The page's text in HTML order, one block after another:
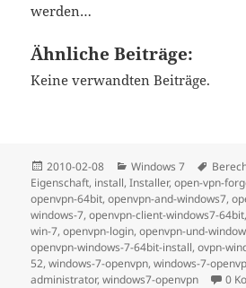
werden…
Ähnliche Beiträge:
Keine verwandten Beiträge.
Posted
on
2010-02-08 Categories
Windows 7 Tags
Eigenschaft, install,Installer,open-vpn-
openvpn-64bit,openvpn-and-windows7,
windows-7,openvpn-client-windows7-64bit
win-7,openvpn-login,openvpn-und-
openvpn-windows-7-64bit-install,ovpn-
52,windows-7-openvpn,windows-7-
administrator,windows7-openvpn 0